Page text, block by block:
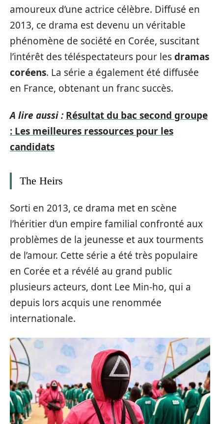
amoureux d’une actrice célèbre. Diffusé en
2013, ce drama est devenu un véritable
phénomène de société en Corée, suscitant
l’intérêt des téléspectateurs pour lesdramas
coréens. La série a également été diffusée
en France, obtenant un franc succès.
A lire aussi : Résultat du bac second groupe
: Les meilleures ressources pour les
candidats
The Heirs
Sorti en 2013, ce drama met en scène
l’héritier d’un empire familial confronté aux
problèmes de la jeunesse et aux tourments
de l’amour. Cette série a été très populaire
en Corée et a révélé au grand public
plusieurs acteurs, dont Lee Min-ho, qui a
depuis lors acquis une renommée
internationale.